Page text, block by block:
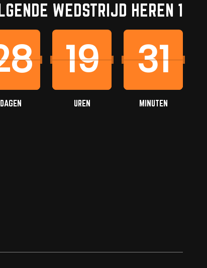
WEDSTRIJD HEREN 1
19 31
DAGEN UREN MINUTEN